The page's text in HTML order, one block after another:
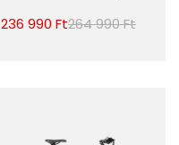
236 990 Ft264 990 Ft